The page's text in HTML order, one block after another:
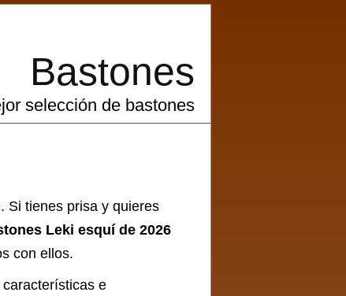
Bastones
selección de bastones
Si tienes prisa y quieres
Leki esquí de 2026
con ellos.
e